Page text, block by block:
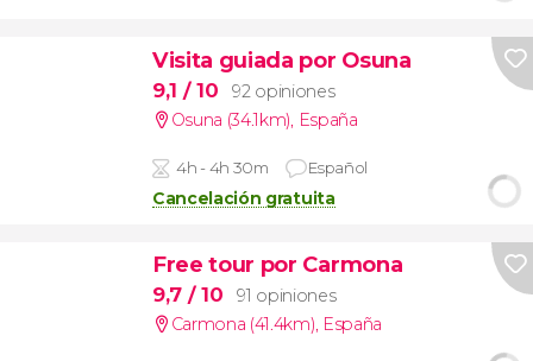
Visita guiada por Osuna
9,1 / 10
92 opiniones
Osuna (34.1km), España
4h - 4h 30m Español
Cancelación gratuita
Free tour por Carmona
9,7 / 10
91 opiniones
Carmona (41.4km), España